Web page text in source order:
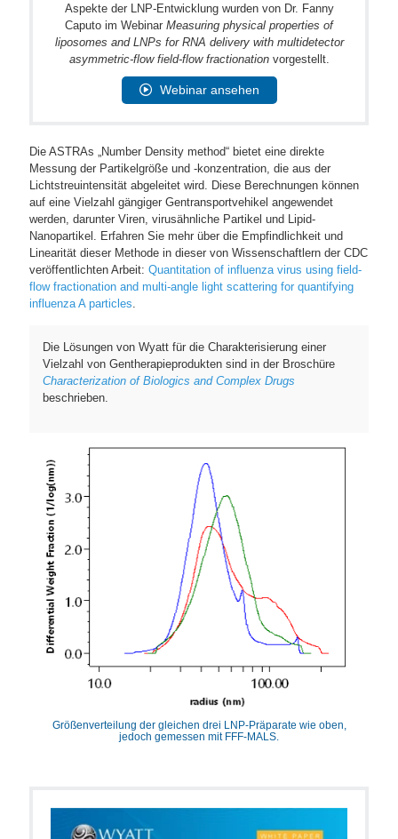
Aspekte der LNP-Entwicklung wurden von Dr. Fanny
Caputo im Webinar Measuring physical properties of
liposomes and LNPs for RNA delivery with multidetector
asymmetric-flow field-flow fractionationvorgestellt.
Webinar ansehen
Die ASTRAs „Number Density method“ bietet eine direkte
Messung der Partikelgröße und -konzentration, die aus der
Lichtstreuintensität abgeleitet wird. Diese Berechnungen können
auf eine Vielzahl gängiger Gentransportvehikel angewendet
werden, darunter Viren, virusähnliche Partikel und Lipid-
Nanopartikel. Erfahren Sie mehr über die Empfindlichkeit und
Linearität dieser Methode in dieser von Wissenschaftlern der CDC
veröffentlichten Arbeit: Quantitation of influenza virus using field-
flow fractionation and multi-angle light scattering for quantifying
influenza A particles
Die Lösungen von Wyatt für die Charakterisierung einer
Vielzahl von Gentherapieprodukten sind in der Broschüre
Characterization of Biologics and Complex Drugs
beschrieben.
Größenverteilung der gleichen drei LNP-Präparate wie oben,
jedoch gemessen mit FFF-MALS.